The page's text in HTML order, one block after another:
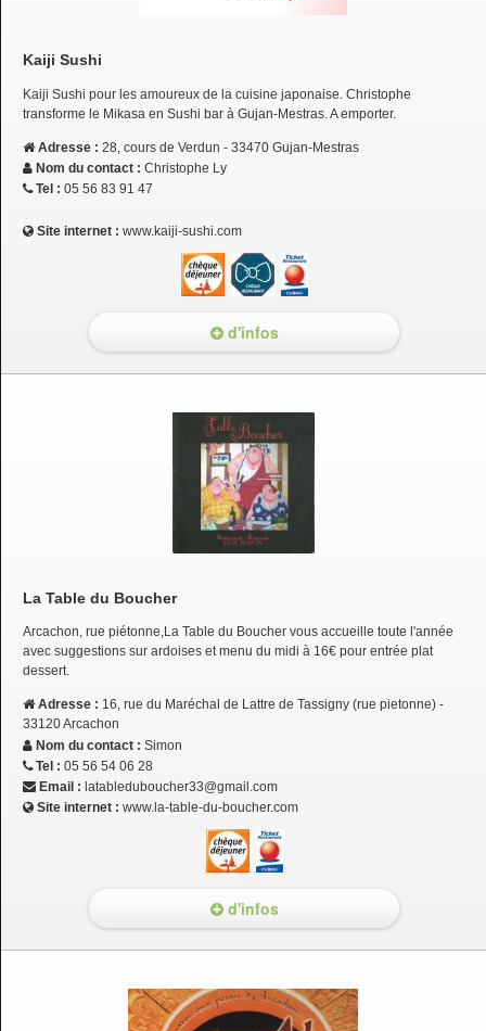
Kaiji Sushi
Kaiji Sushi pour les amoureux de la cuisine japonaise. Christophe
transforme le Mikasa en Sushi bar à Gujan-Mestras. A emporter.
Adresse : 28, cours de Verdun - 33470 Gujan-Mestras
Nom du contact : Christophe Ly
Tel : 05 56 83 91 47
Site internet : www.kaiji-sushi.com
d'infos
La Table du Boucher
Arcachon, rue piétonne,La Table du Boucher vous accueille toute l'année
avec suggestions sur ardoises et menu du midi à 16€ pour entrée plat
dessert.
Adresse : 16, rue du Maréchal de Lattre de Tassigny (rue pietonne) -
33120 Arcachon
Nom du contact : Simon
Tel : 05 56 54 06 28
Email : latableduboucher33@gmail.com
Site internet : www.la-table-du-boucher.com
d'infos